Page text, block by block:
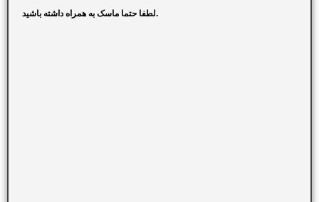
لطفا حتما ماسک به همراه داشته باشید.